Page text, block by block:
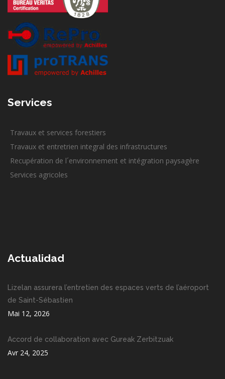
Services
Travaux et services forestiers
Travaux et entretrien integral des infrastructures
Recupération de l´environnement et intégration paysagère
Services agricoles
Actualidad
Lizelan assurera l’entretien des espaces verts de l’aéroport
de Saint-Sébastien
Mai 12, 2026
Accord de collaboration avec Gureak Zerbitzuak
Avr 24, 2025